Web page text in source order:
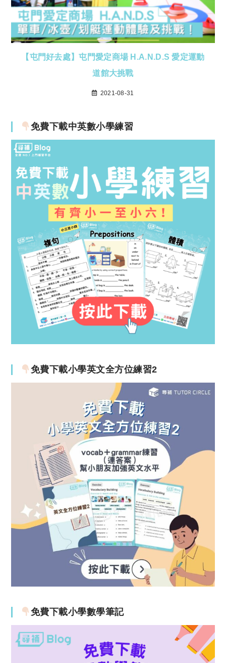
【屯門好去處】屯門愛定商場 H.A.N.D.S 愛定運動
道館大挑戰
2021-08-31
免費下載中英數小學練習
免費下載小學英文全方位練習2
免費下載小學數學筆記